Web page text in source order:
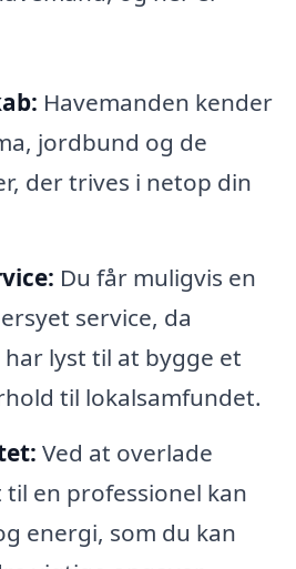
Havemanden kender
jordbund og de
der trives i netop din
Du får muligvis en
service, da
lyst til at bygge et
til lokalsamfundet.
Ved at overlade
en professionel kan
energi, som du kan